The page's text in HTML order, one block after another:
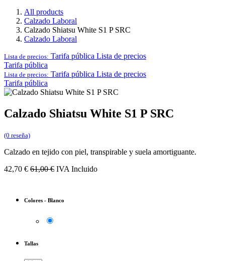
All products
Calzado Laboral
Calzado Shiatsu White S1 P SRC
Calzado Laboral
Lista de precios: Tarifa pública Lista de precios
Tarifa pública
Lista de precios: Tarifa pública Lista de precios
Tarifa pública
Calzado Shiatsu White S1 P SRC
(0 reseña)
Calzado en tejido con piel, transpirable y suela amortiguante.
42,70 € 61,00€ IVA Incluido
Colores - Blanco
Tallas